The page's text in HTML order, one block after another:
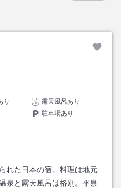
り
露天風呂あり
駐車場あり
れた日本の宿。料理は地元
泉と露天風呂は格別。平泉